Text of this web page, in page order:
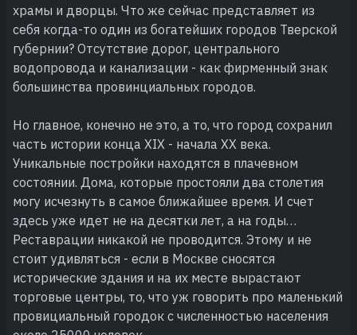
храмы и дворцы. Что же сейчас представляет из
себя когда-то один из богатейших городов Тверской
губернии? Отсутствие дорог, центрального
водопровода и канализации - как фирменный знак
большинства провинциальных городов.
Но главное, конечно не это, а то, что город сохранил
часть истории конца XIX - начала XX века.
Уникальные постройки находятся в плачевном
состоянии. Дома, которые простояли два столетия
могу исчезнуть в самое ближайшее время. И счет
здесь уже идет не на десятки лет, а на годы…
Реставрации никакой не проводится. Этому и не
стоит удивляться - если в Москве сносятся
исторические здания и на их месте вырастают
торговые центры, то, что уж говорить про маленький
провициальный городок с численностью населения